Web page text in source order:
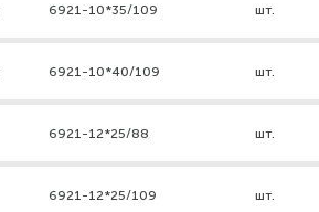
6921-10*35/109 шт.
6921-10*40/109 шт.
6921-12*25/88 шт.
6921-12*25/109 шт.